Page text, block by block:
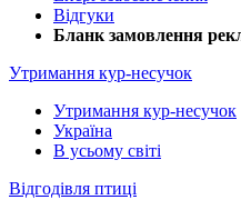
Відгуки
Бланк замовлення
Утримання кур-несучок
Утримання кур-несучок
Україна
В усьому світі
Відгодівля птиці